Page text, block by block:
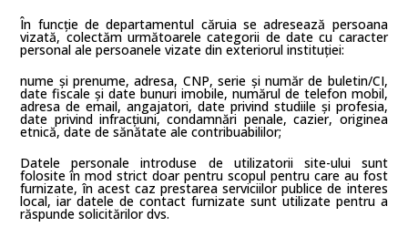
În funcție de departamentul căruia se adresează persoana
vizată, colectăm următoarele categorii de date cu caracter
personal ale persoanele vizate din exteriorul instituției:
nume și prenume, adresa, CNP, serie și număr de buletin/CI,
date fiscale și date bunuri imobile, numărul de telefon mobil,
adresa de email, angajatori, date privind studiile și profesia,
date privind infracțiuni, condamnări penale, cazier, originea
etnică, date de sănătate ale contribuabililor;
Datele personale introduse de utilizatorii site-ului sunt
folosite în mod strict doar pentru scopul pentru care au fost
furnizate, în acest caz prestarea serviciilor publice de interes
local, iar datele de contact furnizate sunt utilizate pentru a
răspunde solicitărilor dvs.